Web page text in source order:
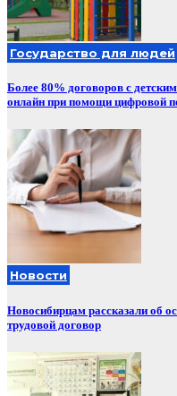
Государство для людей
Более 80% договоров с
онлайн при помощи цифровой
Новости
Новосибирцам рассказали об
трудовой договор